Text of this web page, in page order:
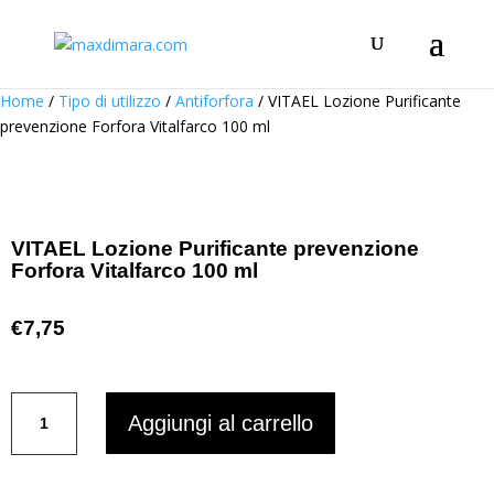
Home / Tipo di utilizzo / Antiforfora / VITAEL Lozione Purificante
prevenzione Forfora Vitalfarco 100 ml
VITAEL Lozione Purificante prevenzione
Forfora Vitalfarco 100 ml
€7,75
Lozione
Purificante
Aggiungi al carrello